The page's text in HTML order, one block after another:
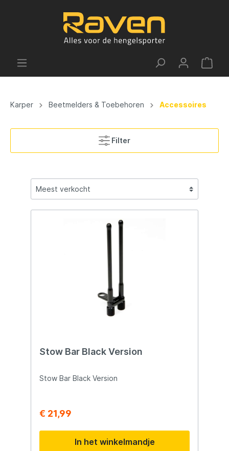
Karper Beetmelders & Toebehoren Accessoires
Filter
Stow Bar Black Version
Stow Bar Black Version
€ 21,99
In het winkelmandje